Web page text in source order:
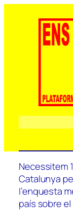
Necessitem
Catalunya
l’enquesta
país sobre